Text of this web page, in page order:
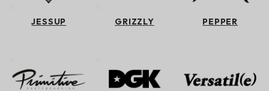
JESSUP GRIZZLY PEPPER